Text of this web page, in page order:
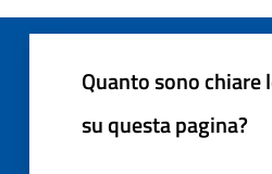
Quanto sono
su questa pagina?